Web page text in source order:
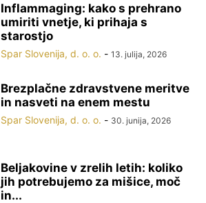
Inflammaging: kako s prehrano
umiriti vnetje, ki prihaja s
starostjo
Spar Slovenija, d. o. o. - 13. julija, 2026
Brezplačne zdravstvene meritve
in nasveti na enem mestu
Spar Slovenija, d. o. o. - 30. junija, 2026
Beljakovine v zrelih letih: koliko
jih potrebujemo za mišice, moč
in...